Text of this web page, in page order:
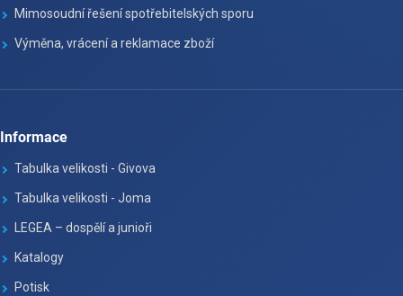
Mimosoudní řešení spotřebitelských sporu
Výměna, vrácení a reklamace zboží
Informace
Tabulka velikosti - Givova
Tabulka velikosti - Joma
LEGEA – dospělí a junioři
Katalogy
Potisk